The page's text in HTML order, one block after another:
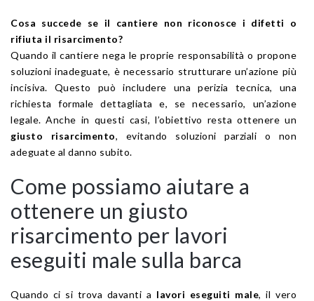
Cosa succede se il cantiere non riconosce i difetti o
rifiuta il risarcimento?
Quando il cantiere nega le proprie responsabilità o propone
soluzioni inadeguate, è necessario strutturare un’azione più
incisiva. Questo può includere una perizia tecnica, una
richiesta formale dettagliata e, se necessario, un’azione
legale. Anche in questi casi, l’obiettivo resta ottenere un
giusto risarcimento, evitando soluzioni parziali o non
adeguate al danno subito.
Come possiamo aiutare a
ottenere un giusto
risarcimento per lavori
eseguiti male sulla barca
Quando ci si trova davanti a lavori eseguiti male, il vero